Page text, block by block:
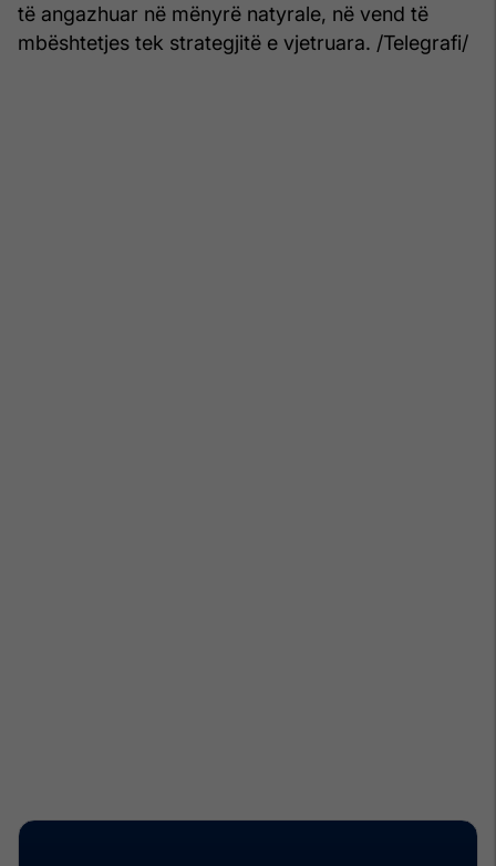
të angazhuar në mënyrë natyrale, në vend të
mbështetjes tek strategjitë e vjetruara. /Telegrafi/